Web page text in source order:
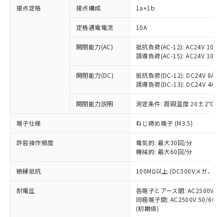
接点定格 接点構成 1a+1b
定格通電電流 10A
開閉能力(AC)
抵抗負荷(AC-12): AC24V 10A/
誘導負荷(AC-15): AC24V
開閉能力(DC)
抵抗負荷(DC-12): DC24V 8A/
誘導負荷(DC-13): DC24V 4A/
開閉能力説明 測定条件: 周囲温度 20±2℃、
端子仕様 ねじ締め端子 (M3.5)
許容操作頻度
電気的: 最大30回/分
機械的: 最大60回/分
絶縁抵抗 100MΩ以上 (DC500Vメガ、点
耐電圧
各端子とアース間: AC2500V
同極端子間: AC2500V 50/
(初期値)
ご利用条件
ご利用ください。
本サービスは、当社制御機器事業取扱
商品の当社在庫状況および標準価格
(税抜)を提供させていただくもので
当社制御機器事業取扱商品の中には、
本サービスの対象外となる商品もある
ことをご了承ください。
在庫状況および標準価格照会結果は、
対応済み：EU RoHS指令（10物質）の
非含有に対応した製品が提供可能な商品で
対応予定：EU RoHS指令（10物質）の非含
有に対応した製品に切り替える予定のある
対応予定なし：EU RoHS指令（10物質）の
非含有に非対応の商品で、対応品を出す予
定はありません。
調査・確認中：EU RoHS指令（10物質）の
非含有の対応状況を調査中または確認中の
害物質有無と関係のない商品です。
仕入先様の事情により、非含有部品として
いたものが、含有品と判明した場合などや
むを得ず変更することがあります。
※1 中国RoHS○×表
「○」：最大均質材料含有率が中国RoHSの
基準値以下であることを示します。
「×」：最大均質材料含有率が中国RoHSの
基準値を超えていることを示します。
「－」：未確認です。当社販売部門へお問
当社は、これら貴社製品のうち、外国
為替および外国貿易法に定める商品